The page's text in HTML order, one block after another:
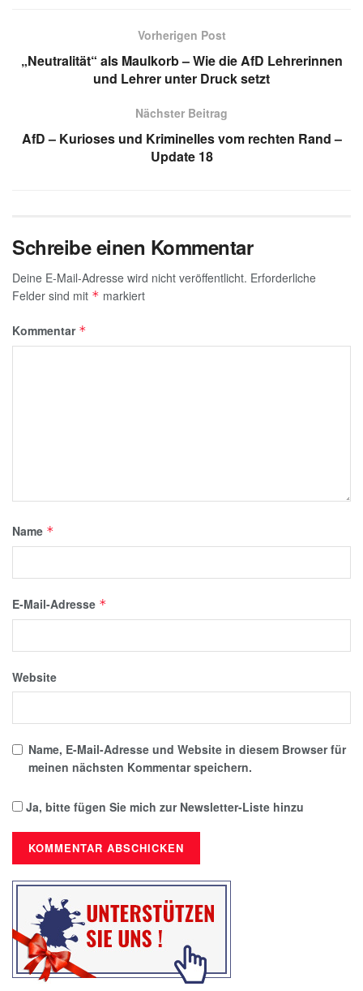
A a
m
dI
n
e
b
o
o
k
g
e
Vorherigen Post
„Neutralität“ als Maulkorb – Wie die AfD Lehrerinnen
und Lehrer unter Druck setzt
Nächster Beitrag
AfD – Kurioses und Kriminelles vom rechten Rand –
Update 18
Schreibe einen Kommentar
Deine E-Mail-Adresse wird nicht veröffentlicht. Erforderliche
Felder sind mit * markiert
Kommentar *
Name *
E-Mail-Adresse *
Website
Name, E-Mail-Adresse und Website in diesem Browser für
meinen nächsten Kommentar speichern.
Ja, bitte fügen Sie mich zur Newsletter-Liste hinzu